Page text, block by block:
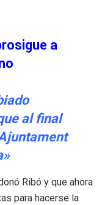
a
al final
Ribó y que ahora
para hacerse la